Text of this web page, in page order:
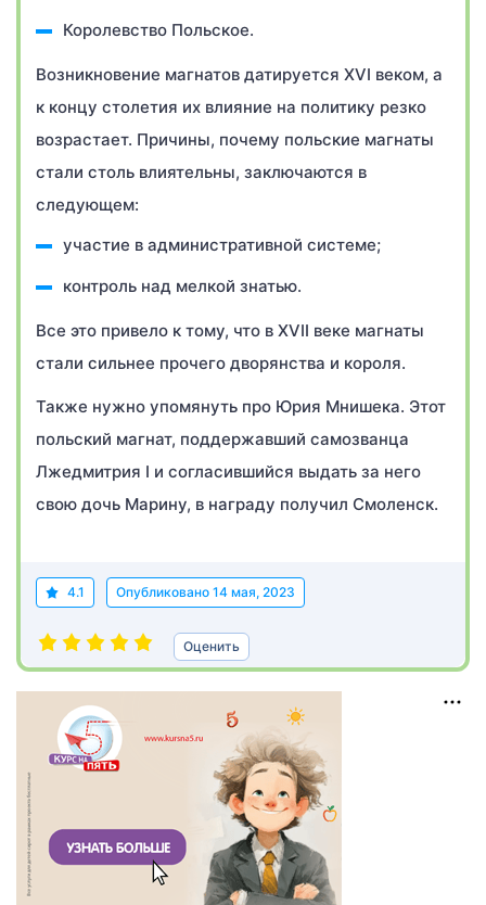
Королевство Польское.
Возникновение магнатов датируется XVI веком, а
к концу столетия их влияние на политику резко
возрастает. Причины, почему польские магнаты
стали столь влиятельны, заключаются в
следующем:
участие в административной системе;
контроль над мелкой знатью.
Все это привело к тому, что в XVII веке магнаты
стали сильнее прочего дворянства и короля.
Также нужно упомянуть про Юрия Мнишека. Этот
польский магнат, поддержавший самозванца
Лжедмитрия I и согласившийся выдать за него
свою дочь Марину, в награду получил Смоленск.
4.1 Опубликовано 14 мая, 2023
Оценить